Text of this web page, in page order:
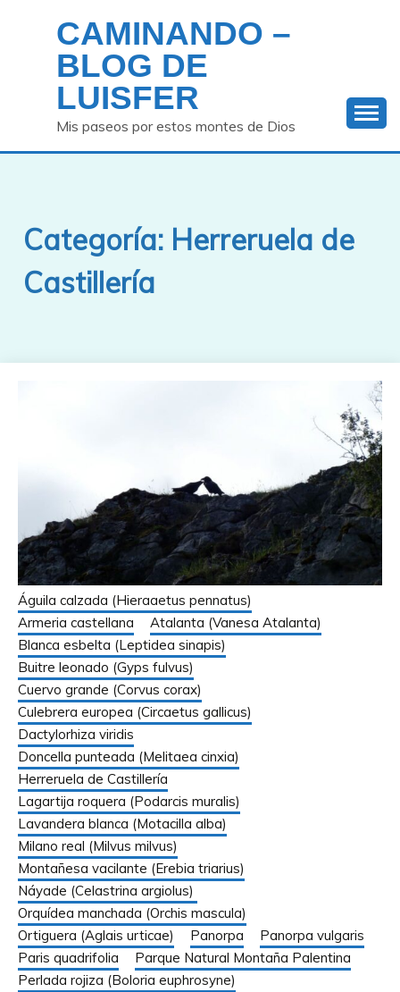
contenido
CAMINANDO –
BLOG DE
LUISFER
Mis paseos por estos montes de Dios
Categoría: Herreruela de
Castillería
Águila calzada (Hieraaetus pennatus)
Armeria castellana
Atalanta (Vanesa Atalanta)
Blanca esbelta (Leptidea sinapis)
Buitre leonado (Gyps fulvus)
Cuervo grande (Corvus corax)
Culebrera europea (Circaetus gallicus)
Dactylorhiza viridis
Doncella punteada (Melitaea cinxia)
Herreruela de Castillería
Lagartija roquera (Podarcis muralis)
Lavandera blanca (Motacilla alba)
Milano real (Milvus milvus)
Montañesa vacilante (Erebia triarius)
Náyade (Celastrina argiolus)
Orquídea manchada (Orchis mascula)
Ortiguera (Aglais urticae)
Panorpa
Panorpa vulgaris
Paris quadrifolia
Parque Natural Montaña Palentina
Perlada rojiza (Boloria euphrosyne)